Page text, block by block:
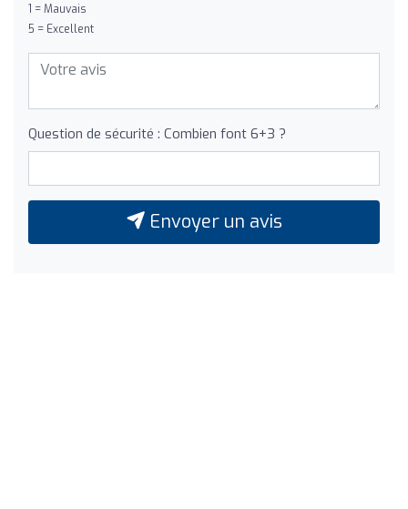
1 = Mauvais
5 = Excellent
Question de sécurité : Combien font 6+3 ?
Envoyer un avis